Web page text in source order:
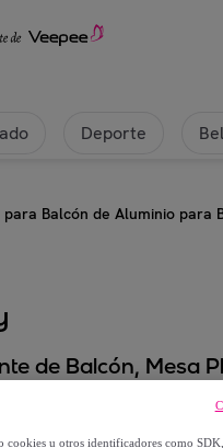
Deporte
Balcón de Aluminio
de Balcón, Mesa
Altura Ajustable
cookies u otros identificadores como